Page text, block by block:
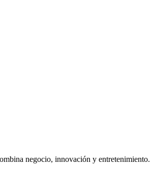
negocio, innovación y entretenimiento.